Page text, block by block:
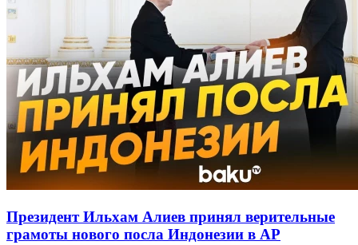
Президент Ильхам Алиев принял верительные
грамоты нового посла Индонезии в АР